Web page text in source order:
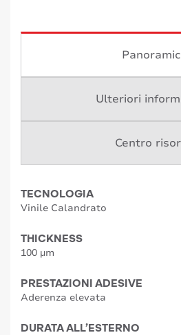
Ulteriori
Centro
TECNOLOGIA
Vinile Calandrato
THICKNESS
100 µm
PRESTAZIONI ADESIVE
Aderenza elevata
DURATA ALL’ESTERNO